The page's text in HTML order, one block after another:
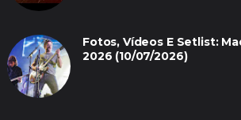
Fotos, Vídeos E Setlist:
2026 (10/07/2026)